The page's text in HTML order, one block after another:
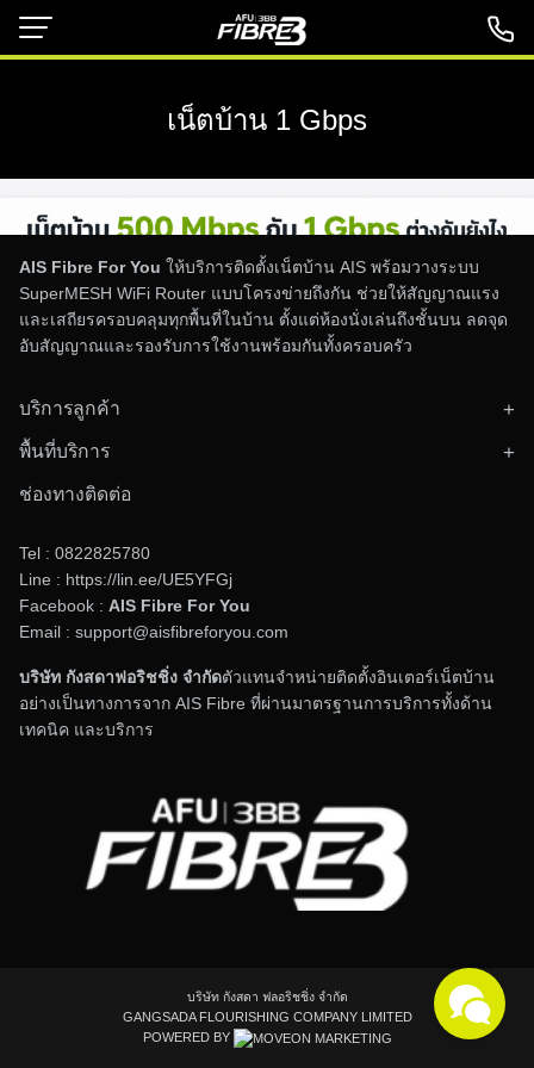
Skip
เน็ตบ้าน 1 Gbps
เน็ตบ้าน 500 Mbps กับ 1 Gbps ต่างกันยังไง
เลือกแบบไหนดี
30/06/2026
เวลาจะสมัครเน็ตบ้าน หลายคนมักลังเลว่า เน็ตบ้าน 500
Mbps […]
AIS Fibre For You ให้บริการติดตั้งเน็ตบ้าน AIS พร้อมวางระบบ
SuperMESH WiFi Router แบบโครงข่ายถึงกัน ช่วยให้สัญญาณแรง
และเสถียรครอบคลุมทุกพื้นที่ในบ้าน ตั้งแต่ห้องนั่งเล่นถึงชั้นบน ลดจุด
อับสัญญาณและรองรับการใช้งานพร้อมกันทั้งครอบครัว
บริการลูกค้า
ติดตั้งอินเทอร์เน็ตบ้าน
ตรวจสอบพื้นที่ให้บริการ
ข่าวสารและโปรโมชั่น
พื้นที่บริการ
ช่องทางติดต่อ
Tel : 0822825780
Line : https://lin.ee/UE5YFGj
Facebook : AIS Fibre For You
Email : support@aisfibreforyou.com
บริษัท กังสดาฟอริชชิ่ง จำกัดตัวแทนจำหน่ายติดตั้งอินเตอร์เน็ตบ้าน
อย่างเป็นทางการจาก AIS Fibre ที่ผ่านมาตรฐานการบริการทั้งด้าน
เทคนิค และบริการ
บริษัท กังสดา ฟลอริชชิ่ง จำกัด
GANGSADA FLOURISHING COMPANY LIMITED
POWERED BY